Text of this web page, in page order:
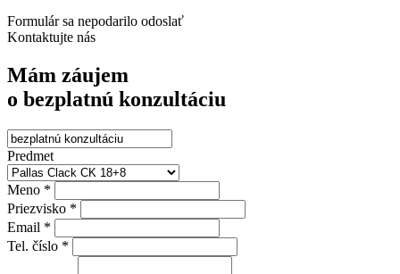
Formulár sa nepodarilo odoslať
Kontaktujte nás
Mám záujem
o bezplatnú konzultáciu
Predmet
Meno *
Priezvisko *
Email *
Tel. číslo *